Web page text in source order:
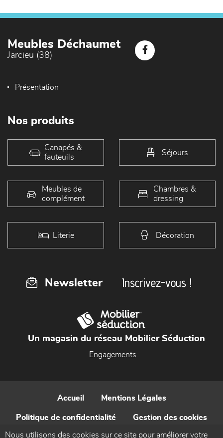
Meubles Déchaumet
Jarcieu (38)
Présentation
Nos produits
Canapés &
fauteuils
Séjours
Meubles de
complément
Chambres &
dressing
Literie Décoration
Newsletter Inscrivez-vous !
Un magasin du réseau Mobilier Séduction
Engagements
Accueil Mentions Légales
Politique de confidentialité Gestion des cookies
Nous utilisons des cookies sur ce site pour améliorer votre